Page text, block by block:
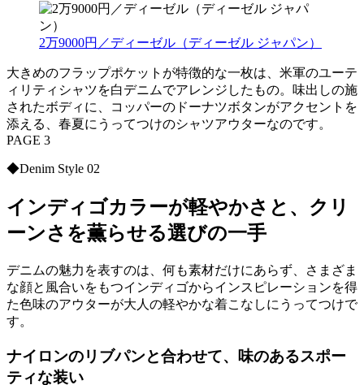
2万9000円／ディーゼル（ディーゼル ジャパン）
大きめのフラップポケットが特徴的な一枚は、米軍のユーテ
ィリティシャツを白デニムでアレンジしたもの。味出しの施
されたボディに、コッパーのドーナツボタンがアクセントを
添える、春夏にうってつけのシャツアウターなのです。
PAGE 3
◆Denim Style 02
インディゴカラーが軽やかさと、クリ
ーンさを薫らせる選びの一手
デニムの魅力を表すのは、何も素材だけにあらず、さまざま
な顔と風合いをもつインディゴからインスピレーションを得
た色味のアウターが大人の軽やかな着こなしにうってつけで
す。
ナイロンのリブパンと合わせて、味のあるスポー
ティな装い